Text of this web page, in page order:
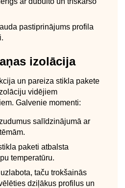
pastiprinājums profila
izolācija
un pareiza stikla pakete
vidējiem
Galvenie momenti:
salīdzinājumā ar
paketi atbalsta
temperatūru.
taču trokšainās
dziļākus profilus un